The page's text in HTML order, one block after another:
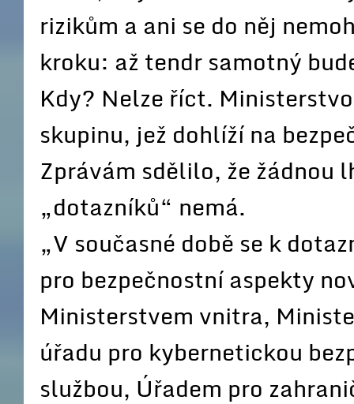
rizikům a ani se do něj
kroku: až tendr samotný
Kdy? Nelze říct.
skupinu, jež dohlíží na
Zprávám sdělilo, že žádnou
„dotazníků“ nemá.
„V současné době se k
pro bezpečnostní aspekty
Ministerstvem vnitra,
úřadu pro kybernetickou
službou, Úřadem pro